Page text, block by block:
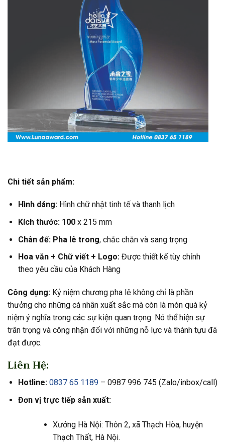
Chi tiết sản phẩm:
Hình dáng:Hình chữ nhật tinh tế và thanh lịch
Kích thước: 100x 215 mm
Chân đế: Pha lê trong, chắc chắn và sang trọng
Hoa văn + Chữ viết + Logo:Được thiết kế tùy chỉnh
theo yêu cầu của Khách Hàng
Công dụng: Kỷ niệm chương pha lê không chỉ là phần
thưởng cho những cá nhân xuất sắc mà còn là món quà kỷ
niệm ý nghĩa trong các sự kiện quan trọng. Nó thể hiện sự
trân trọng và công nhận đối với những nỗ lực và thành tựu đã
đạt được.
Liên Hệ:
Hotline: 0837 65 1189– 0987 996 745 (Zalo/inbox/call)
Đơn vị trực tiếp sản xuất:
Xưởng Hà Nội: Thôn 2, xã Thạch Hòa, huyện
Thạch Thất, Hà Nội.